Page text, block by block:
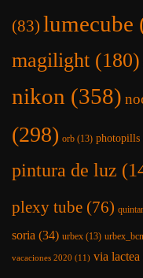
(83) lumecube
magilight (180)
nikon (358)
(298) orb (13) photopills
pintura de luz
plexy tube (76)
soria (34) urbex (13) urbex_bcn
vacaciones 2020 (11) via lactea